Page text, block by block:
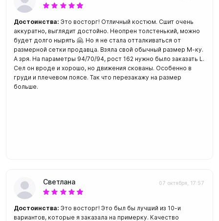
Достоинства: Это восторг! Отличный костюм. Сшит очень
аккуратно, выглядит достойно. Неопрен толстенький, можно
будет долго нырять 🤗. Но я не стала отталкиваться от
размерной сетки продавца. Взяла свой обычный размер М-ку.
А зря. На параметры 94/70/94, рост 162 нужно было заказать L.
Сел он вроде и хорошо, но движения скованы. Особенно в
груди и плечевом поясе. Так что перезакажу на размер
больше.
Светлана 07 октября, 17:57
Достоинства: Это восторг! Это был бы лучший из 10-и
вариантов, которые я заказала на примерку. Качество